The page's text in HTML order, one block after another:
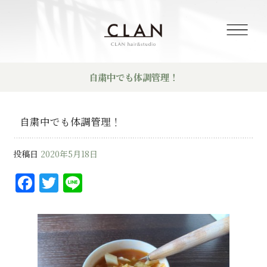
自粛中でも体調管理！
自粛中でも体調管理！
投稿日 2020年5月18日
F
a
c
e
b
T
w
it
te
r
e